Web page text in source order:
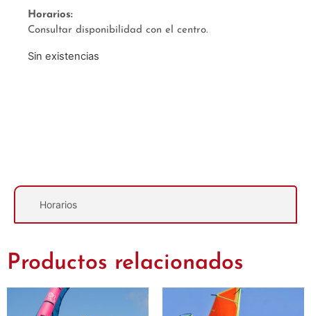
Horarios:
Consultar disponibilidad con el centro.
Sin existencias
Horarios
Productos relacionados